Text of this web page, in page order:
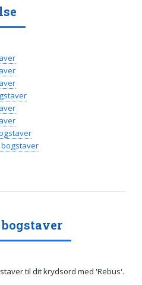
til dit krydsord med 'Rebus'.
bogstaver